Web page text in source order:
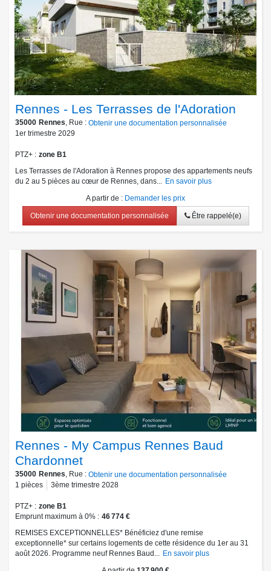
Rennes - Les Terrasses de l'Adoration
35000 Rennes, Rue : Obtenir une documentation personnalisée
1er trimestre 2029
PTZ+
zone B1
Les Terrasses de l'Adoration à Rennes propose des appartements neufs
du 2 au 5 pièces au cœur de Rennes, dans... En savoir plus
A partir de : Demander les prix
Obtenir une documentation personnalisée Être rappelé(e)
Rennes - My Campus Rennes Baud
Chardonnet
35000 Rennes, Rue : Obtenir une documentation personnalisée
1 pièces 3ème trimestre 2028
PTZ+
zone B1
Emprunt maximum à 0%
46 774 €
REMISES EXCEPTIONNELLES* Bénéficiez d'une remise
exceptionnelle* sur certains logements de cette résidence du 1er au 31
août 2026. Programme neuf Rennes Baud... En savoir plus